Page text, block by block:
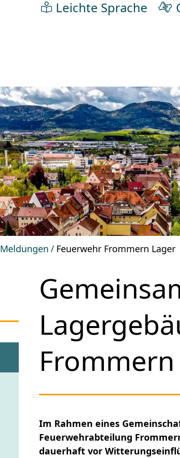
Leichte Sprache
Meldungen Feuerwehr Frommern Lager
Im Rahmen eines
Feuerwehrabteilung
dauerhaft vor